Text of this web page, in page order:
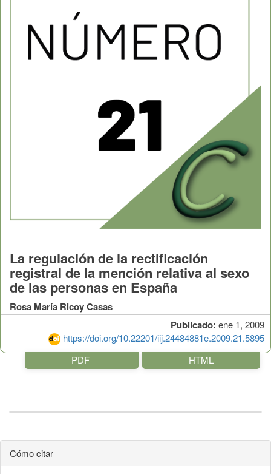
Publicado: ene 1, 2009
https://doi.org/10.22201/iij.24484881e.2009.21.5895
La regulación de la rectificación
registral de la mención relativa al sexo
de las personas en España
Rosa María Ricoy Casas
PDF HTML
Cómo citar